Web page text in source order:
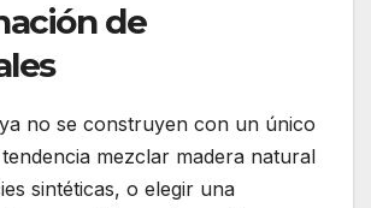
de
no se construyen con un único
mezclar madera natural
sintéticas, o elegir una